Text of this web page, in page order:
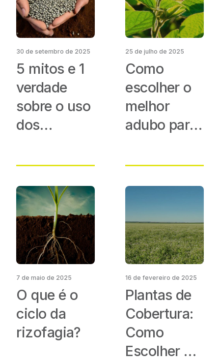
30 de setembro de 2025
5 mitos e 1
verdade
sobre o uso
dos
25 de julho de 2025
Como
escolher o
melhor
adubo para
soja
7 de maio de 2025
O que é o
ciclo da
rizofagia?
16 de fevereiro de 2025
Plantas de
Cobertura:
Como
Escolher a